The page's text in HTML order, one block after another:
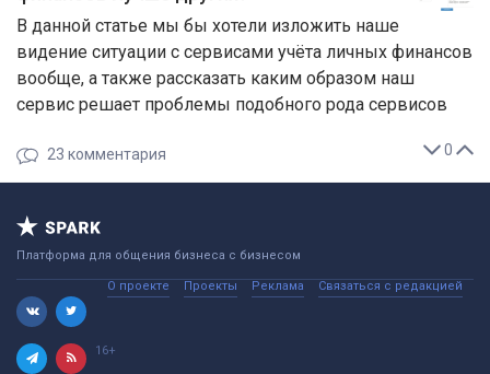
В данной статье мы бы хотели изложить наше
видение ситуации с сервисами учёта личных финансов
вообще, а также рассказать каким образом наш
сервис решает проблемы подобного рода сервисов
0
23 комментария
Платформа для общения бизнеса с бизнесом
О проекте Проекты Реклама Связаться с редакцией
16+